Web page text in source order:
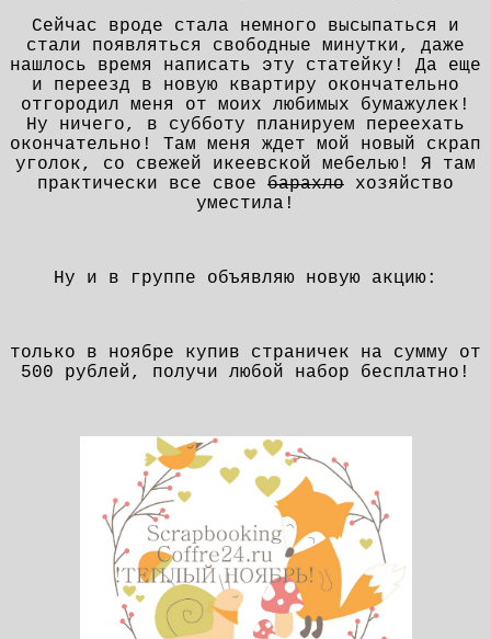
Сейчас вроде стала немного высыпаться и
стали появляться свободные минутки, даже
нашлось время написать эту статейку! Да еще
и переезд в новую квартиру окончательно
отгородил меня от моих любимых бумажулек!
Ну ничего, в субботу планируем переехать
окончательно! Там меня ждет мой новый скрап
уголок, со свежей икеевской мебелью! Я там
практически все свое барахло хозяйство
уместила!
Ну и в группе объявляю новую акцию:
только в ноябре купив страничек на сумму от
500 рублей, получи любой набор бесплатно!